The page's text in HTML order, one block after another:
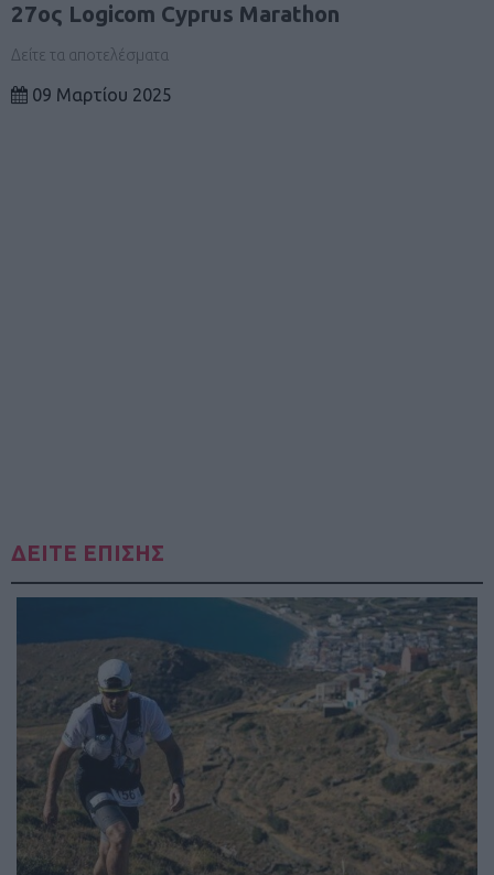
27ος Logicom Cyprus Marathon
Δείτε τα αποτελέσματα
09 Μαρτίου 2025
ΔΕΙΤΕ ΕΠΙΣΗΣ